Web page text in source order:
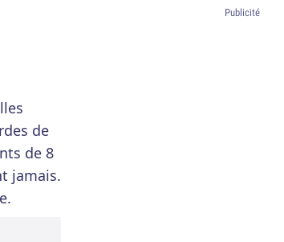
de
de 8
jamais.